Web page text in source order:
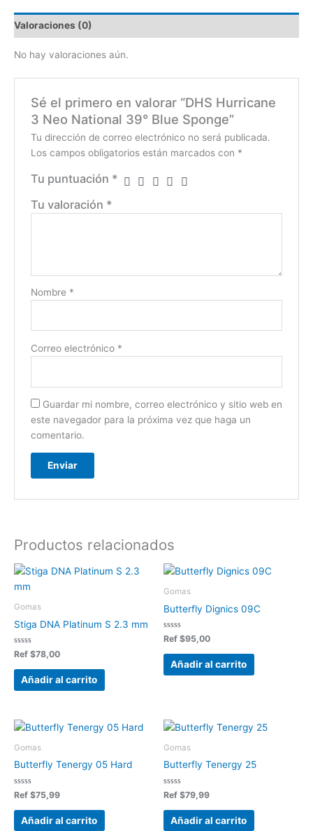
Valoraciones (0)
No hay valoraciones aún.
Sé el primero en valorar “DHS Hurricane
3 Neo National 39° Blue Sponge”
Tu dirección de correo electrónico no será publicada.
Los campos obligatorios están marcados con *
Tu puntuación *
Tu valoración *
Nombre *
Correo electrónico *
Guardar mi nombre, correo electrónico y sitio web en
este navegador para la próxima vez que haga un
comentario.
Productos relacionados
Gomas
Stiga DNA Platinum S 2.3 mm
Valorado
en
0
Ref $78,00
Añadir al carrito
Gomas
Butterfly Dignics 09C
Valorado
en
0
Ref $95,00
Añadir al carrito
Gomas
Butterfly Tenergy 05 Hard
Valorado
en
0
Ref $75,99
Añadir al carrito
Gomas
Butterfly Tenergy 25
Valorado
en
0
Ref $79,99
Añadir al carrito